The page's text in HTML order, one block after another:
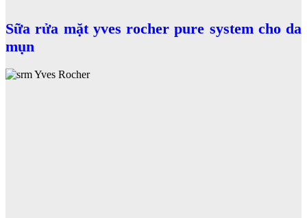
Sữa rửa mặt yves rocher pure system cho da
mụn